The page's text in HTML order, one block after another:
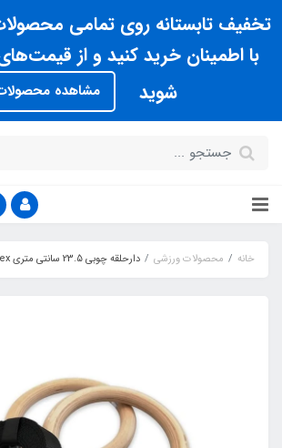
تخفیف تابستانه روی تمامی
با اطمینان خرید کنید و از
شوید
مشاهده
خانه محصولات ورزشی دارحلقه چوبي 23.5 سانتي متري Agilinex